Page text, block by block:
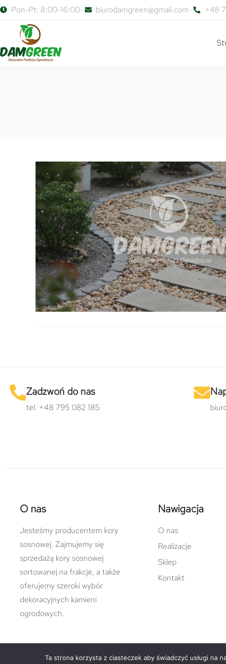
Pon-Pt: 8:00-16:00 biurodamgreen@gmail.com +48
Zadzwoń do nas
tel. +48 795 082 185
O nas
Jesteśmy producentem kory
sosnowej. Zajmujemy się
sprzedażą kory sosnowej
sortowanej na frakcje, a także
oferujemy szeroki wybór
dekoracyjnych kamieni
ogrodowych.
Nawigacja
O nas
Realizacje
Sklep
Kontakt
© Copyright 2022 damgreen.pl |varto.pl
Ta strona korzysta z ciasteczek aby świadczyć usługi na